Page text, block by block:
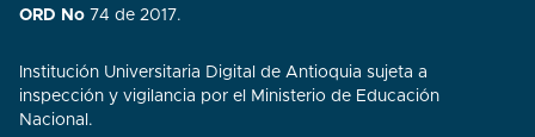
ORD No 74 de 2017.
Institución Universitaria Digital de Antioquia sujeta a
inspección y vigilancia por el Ministerio de Educación
Nacional.